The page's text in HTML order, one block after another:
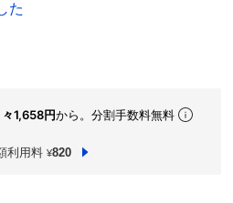
た
1,658円から。分割手数料無料
利用料 ¥820